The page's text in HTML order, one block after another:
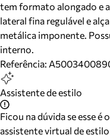
tem formato alongado e
lateral fina regulável e
metálica imponente.
interno.
Referência:
Assistente de estilo
Ficou na dúvida se esse é
assistente virtual de